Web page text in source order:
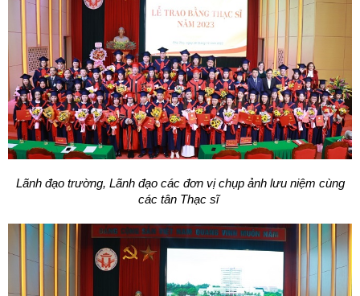
Lãnh đạo trường, Lãnh đạo các đơn vị chụp ảnh lưu niệm cùng
các tân Thạc sĩ